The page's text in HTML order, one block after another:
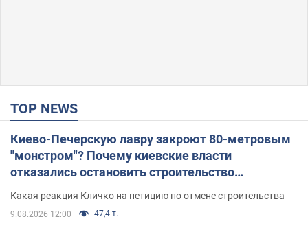
TOP NEWS
Киево-Печерскую лавру закроют 80-метровым
"монстром"? Почему киевские власти
отказались остановить строительство
Какая реакция Кличко на петицию по отмене строительства
9.08.2026 12:00 47,4 т.